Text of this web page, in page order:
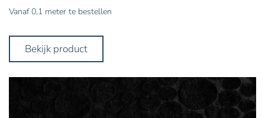
Vanaf 0,1 meter te bestellen
Bekijk product